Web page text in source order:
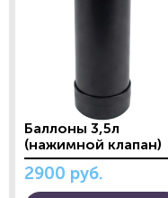
Баллоны 3,5л
(нажимной клапан)
2900 руб.